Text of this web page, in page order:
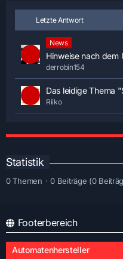
Letzte Antwort
News
Hinweise nach dem
derrobin154
Das leidige Thema
Riiko
Statistik
0 Themen 0 Beiträge (0
Footerbereich
Automatenhersteller